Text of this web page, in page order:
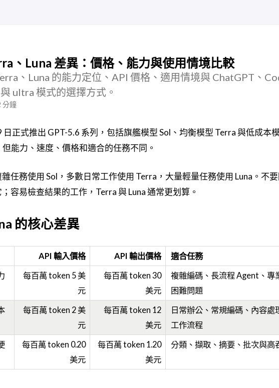
、Luna 差異：價格、能力與使用情境比較
、Luna 的能力定位、API 價格、適用情境與 ChatGPT、
ultra 模式的選擇方式。
分鐘
日正式推出 GPT-5.6 系列，包括旗艦模型 Sol、均衡模型 Terra 與低成本
能力、速度、價格和適合的任務不同。
任務使用 Sol，多數日常工作使用 Terra，大量輕量任務使用 Luna。不要
容易檢查結果的工作，Terra 與 Luna 通常更划算。
的核心差異
API 輸入價格 API 輸出價格 適合任務
每百萬 token 5 美
元
每百萬 token 30
美元
複雜編碼、長流程 Agent、專
困難問題
每百萬 token 2 美
元
每百萬 token 12
美元
日常辦公、常規編碼、內容處
工作流程
每百萬 token 0.20
美元
每百萬 token 1.20
美元
分類、擷取、摘要、批次與高